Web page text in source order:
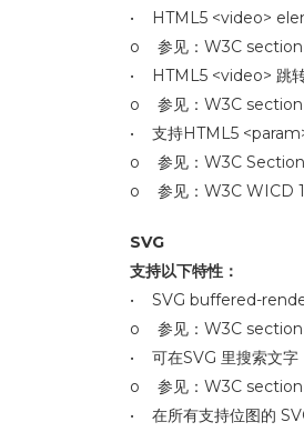
• HTML5 <video>
o 参见：W3C
• HTML5 <video> 跳转
o 参见：W3C
• 支持HTML5
o 参见：W3C
o 参见：W3C WICD
SVG
支持以下特性：
• SVG buffered-
o 参见：W3C section
• 可在SVG 里搜索文字
o 参见：W3C section
• 在所有支持位图的